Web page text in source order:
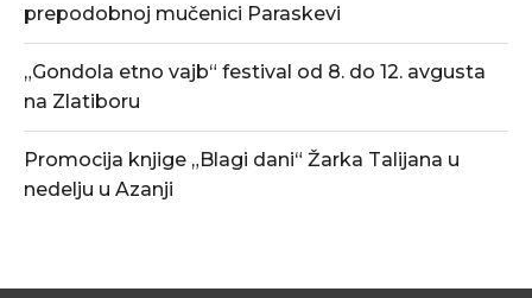
prepodobnoj mučenici Paraskevi
„Gondola etno vajb“ festival od 8. do 12. avgusta
na Zlatiboru
Promocija knjige „Blagi dani“ Žarka Talijana u
nedelju u Azanji